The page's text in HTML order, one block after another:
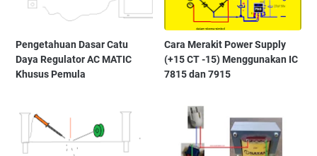
Pengetahuan Dasar Catu
Daya Regulator AC MATIC
Khusus Pemula
Cara Merakit Power Supply
(+15 CT -15) Menggunakan IC
7815 dan 7915